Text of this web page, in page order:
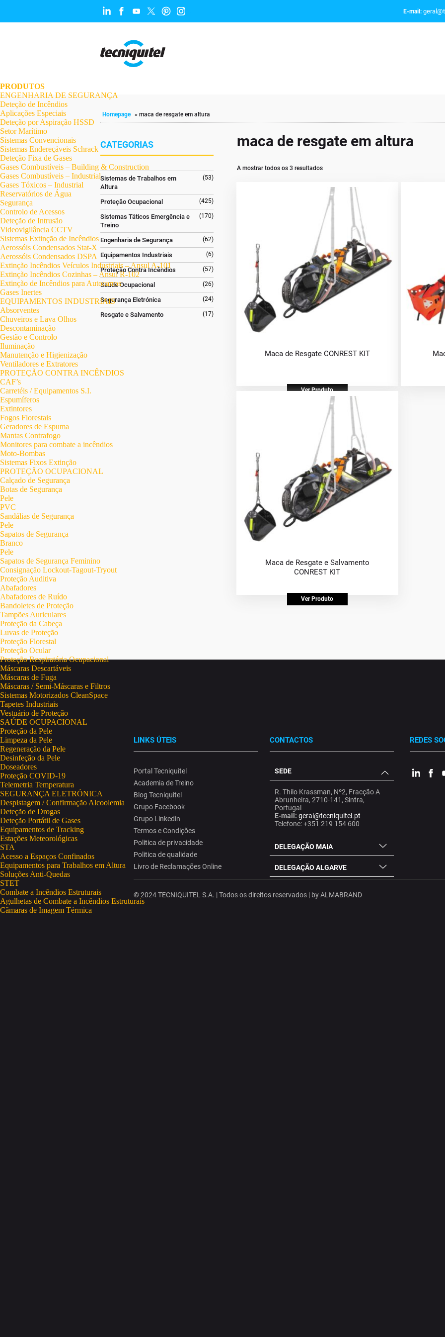
E-mail:
PRODUTOS
ENGENHARIA DE SEGURANÇA
Deteção de Incêndios
Aplicações Especiais
Deteção por Aspiração HSSD
Setor Marítimo
Sistemas Convencionais
Sistemas Endereçáveis Schrack
Deteção Fixa de Gases
Gases Combustíveis – Building & Construction
Gases Combustíveis – Industrial
Gases Tóxicos – Industrial
Reservatórios de Água
Segurança
Controlo de Acessos
Deteção de Intrusão
Videovigilância CCTV
Sistemas Extinção de Incêndios
Aerossóis Condensados Stat-X
Aerossóis Condensados DSPA
Extinção Incêndios Veículos Industriais – Ansul A-101
Extinção Incêndios Cozinhas – Ansul R-102
Extinção de Incêndios para Autocarros
Gases Inertes
EQUIPAMENTOS INDUSTRIAIS
Absorventes
Chuveiros e Lava Olhos
Descontaminação
Gestão e Controlo
Iluminação
Manutenção e Higienização
Ventiladores e Extratores
PROTEÇÃO CONTRA INCÊNDIOS
CAF’s
Carretéis / Equipamentos S.I.
Espumíferos
Extintores
Fogos Florestais
Geradores de Espuma
Mantas Contrafogo
Monitores para combate a incêndios
Moto-Bombas
Sistemas Fixos Extinção
PROTEÇÃO OCUPACIONAL
Calçado de Segurança
Botas de Segurança
Pele
PVC
Sandálias de Segurança
Pele
Sapatos de Segurança
Branco
Pele
Sapatos de Segurança Feminino
Consignação Lockout-Tagout-Tryout
Proteção Auditiva
Abafadores
Abafadores de Ruído
Bandoletes de Proteção
Tampões Auriculares
Proteção da Cabeça
Luvas de Proteção
Proteção Florestal
Proteção Ocular
Proteção Respiratória Ocupacional
Máscaras Descartáveis
Máscaras de Fuga
Máscaras / Semi-Máscaras e Filtros
Sistemas Motorizados CleanSpace
Tapetes Industriais
Vestuário de Proteção
SAÚDE OCUPACIONAL
Proteção da Pele
Limpeza da Pele
Regeneração da Pele
Desinfeção da Pele
Doseadores
Proteção COVID-19
Telemetria Temperatura
SEGURANÇA ELETRÓNICA
Despistagem / Confirmação Alcoolemia
Deteção de Drogas
Deteção Portátil de Gases
Equipamentos de Tracking
Estações Meteorológicas
STA
Acesso a Espaços Confinados
Equipamentos para Trabalhos em Altura
Soluções Anti-Quedas
STET
Combate a Incêndios Estruturais
Agulhetas de Combate a Incêndios Estruturais
Câmaras de Imagem Térmica
Homepage » maca de resgate em altura
CATEGORIAS
Sistemas de Trabalhos em
Altura
(53)
Proteção Ocupacional (425)
Sistemas Táticos Emergência e
Treino
(170)
Engenharia de Segurança (62)
Equipamentos Industriais (6)
Proteção Contra Incêndios (57)
Saúde Ocupacional (26)
Segurança Eletrónica (24)
Resgate e Salvamento (17)
maca de resgate em altura
A mostrar todos os 3 resultados
Maca de Resgate CONREST KIT
Ver Produto
Maca de Resgate e Salvamento
CONREST KIT
Ver Produto
LINKS ÚTEIS
Portal Tecniquitel
Academia de Treino
Blog Tecniquitel
Grupo Facebook
Grupo Linkedin
Termos e Condições
Politica de privacidade
Politica de qualidade
Livro de Reclamações Online
CONTACTOS
SEDE
R. Thilo Krassman, Nº2, Fracção A
Abrunheira, 2710-141, Sintra,
Portugal
E-mail: geral@tecniquitel.pt
Telefone: +351 219 154 600
DELEGAÇÃO MAIA
DELEGAÇÃO ALGARVE
REDES
© 2024 TECNIQUITEL S.A. | Todos os direitos reservados | byALMABRAND